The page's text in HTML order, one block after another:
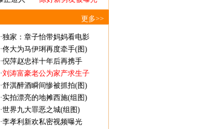
更多>>
·独家：章子怡带妈妈看电影
·佟大为马伊琍再度牵手(图)
·倪萍赵忠祥十年后再携手
·刘涛富豪老公为家产求生子
·舒淇醉酒瞬间惨被抓拍(图)
·实拍漂亮的地摊西施(组图)
·世界九大罪恶之城(组图)
·李孝利新欢私密视频曝光